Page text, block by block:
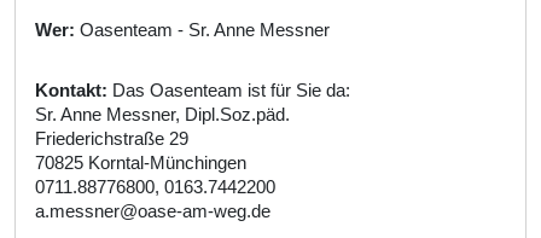
Wer: Oasenteam - Sr. Anne Messner
Kontakt: Das Oasenteam ist für Sie da:
Sr. Anne Messner, Dipl.Soz.päd.
Friederichstraße 29
70825 Korntal-Münchingen
0711.88776800, 0163.7442200
a.messner@oase-am-weg.de